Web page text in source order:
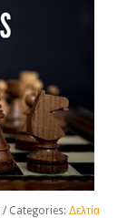
/ Categories: Δελτία